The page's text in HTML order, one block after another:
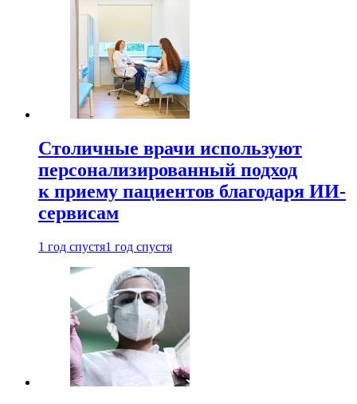
Столичные врачи используют
персонализированный подход
к приему пациентов благодаря ИИ-
сервисам
1 год спустя1 год спустя